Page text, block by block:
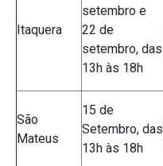
Itaquera
setembro e
22 de
setembro, das
13h às 18h
São
Mateus
15 de
Setembro, das
13h às 18h